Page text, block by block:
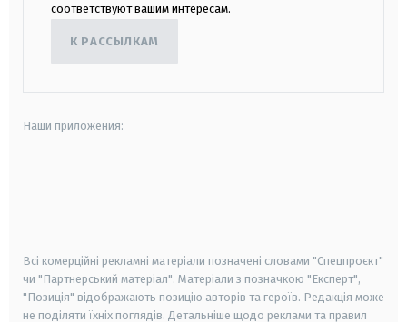
соответствуют вашим интересам.
К РАССЫЛКАМ
Наши приложения:
Всі комерційні рекламні матеріали позначені словами "Спецпроєкт"
чи "Партнерський матеріал". Матеріали з позначкою "Експерт",
"Позиція" відображають позицію авторів та героїв. Редакція може
не поділяти їхніх поглядів. Детальніше щодо реклами та правил